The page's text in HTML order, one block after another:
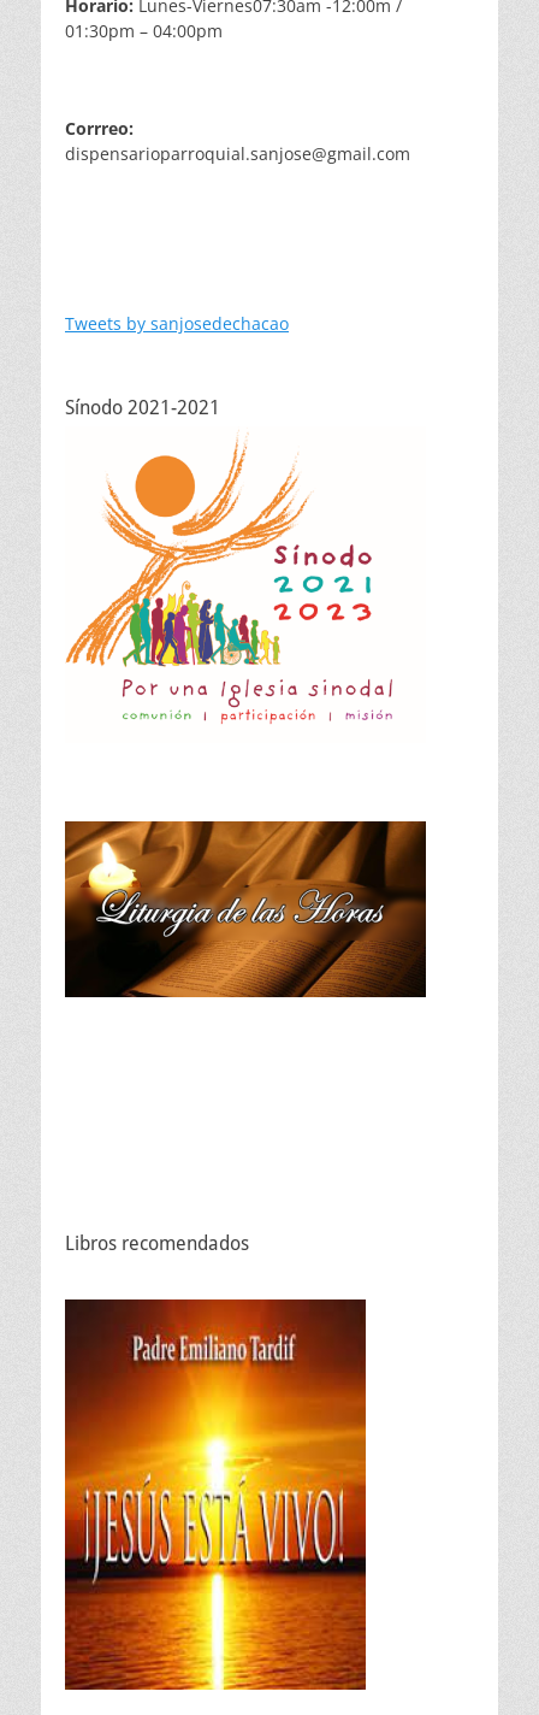
Horario: Lunes-Viernes07:30am -12:00m /
01:30pm – 04:00pm
Corrreo:
dispensarioparroquial.sanjose@gmail.com
Tweets by sanjosedechacao
Sínodo 2021-2021
Libros recomendados